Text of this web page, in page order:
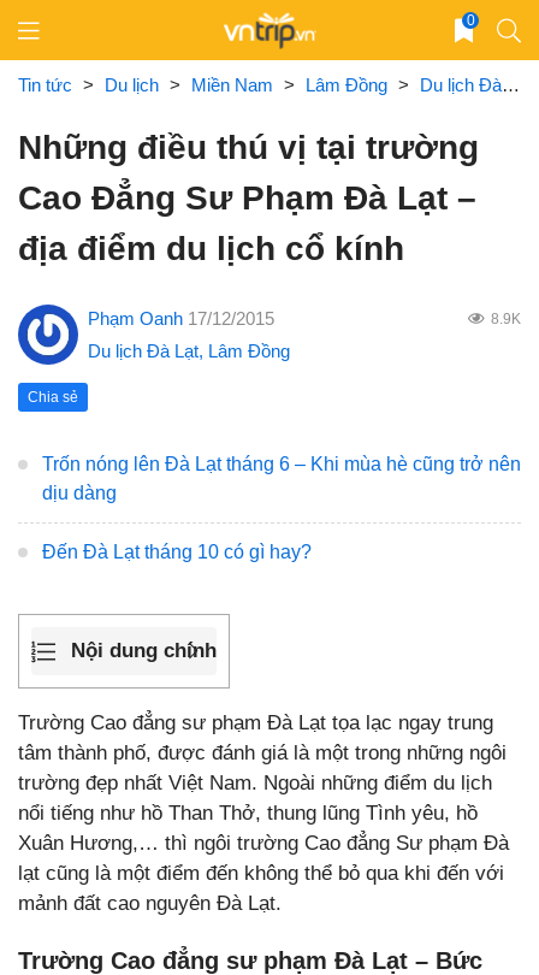
content
0
Tin tức > Du lịch > Miền Nam > Lâm Đồng > Du lịch Đà Lạt
Những điều thú vị tại trường
Cao Đẳng Sư Phạm Đà Lạt –
địa điểm du lịch cổ kính
Phạm Oanh 17/12/2015 8.9K
Du lịch Đà Lạt, Lâm Đồng
Chia sẻ
Trốn nóng lên Đà Lạt tháng 6 – Khi mùa hè cũng trở nên
dịu dàng
Đến Đà Lạt tháng 10 có gì hay?
Nội dung chính
Trường Cao đẳng sư phạm Đà Lạt tọa lạc ngay trung
tâm thành phố, được đánh giá là một trong những ngôi
trường đẹp nhất Việt Nam. Ngoài những điểm du lịch
nổi tiếng như hồ Than Thở, thung lũng Tình yêu, hồ
Xuân Hương,… thì ngôi trường Cao đẳng Sư phạm Đà
lạt cũng là một điểm đến không thể bỏ qua khi đến với
mảnh đất cao nguyên Đà Lạt.
Trường Cao đẳng sư phạm Đà Lạt – Bức